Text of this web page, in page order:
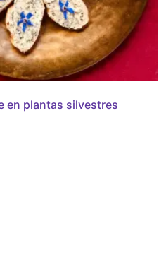
en plantas silvestres